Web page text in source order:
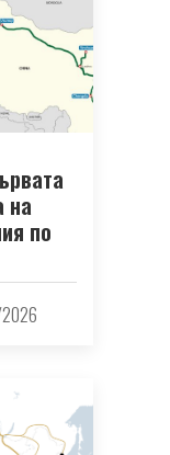
на
по